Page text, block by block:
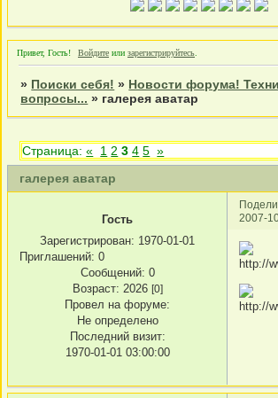
Привет, Гость! Войдите или зарегистрируйтесь
» Поиски себя! » Новости форума!
вопросы... » галерея аватар
галерея аватар
Страница:« 1 2 3 4 5 »
2007-
Гость
Зарегистрирован: 1970-01-01
Приглашений: 0
Сообщений: 0
Возраст: 2026 [0]
Провел на форуме:
Не определено
Последний визит:
1970-01-01 03:00:00